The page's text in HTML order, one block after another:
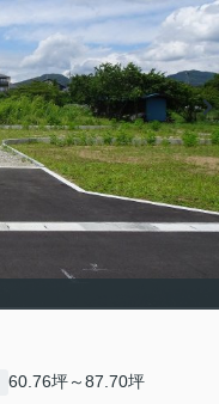
60.76坪～87.70坪